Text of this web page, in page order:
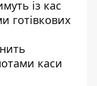
із кас
готівкових
каси